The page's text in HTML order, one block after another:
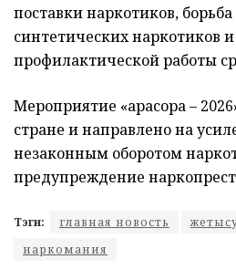
поставки наркотиков,
синтетических наркотиков
профилактической работы
Мероприятие «Қарасора –
стране и направлено на
незаконным оборотом
предупреждение
Тэги: главная новость
наркомания